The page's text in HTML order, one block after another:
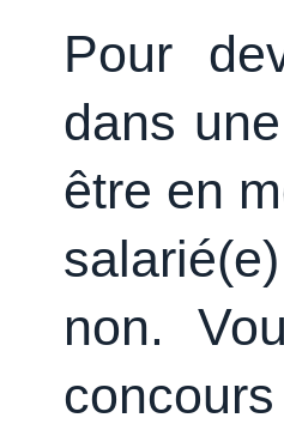
Pour
dans
être en
non.